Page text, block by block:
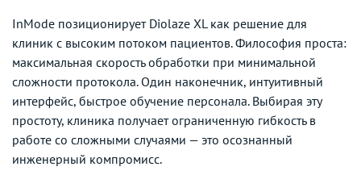
InMode позиционирует Diolaze XL как решение для
клиник с высоким потоком пациентов. Философия проста:
максимальная скорость обработки при минимальной
сложности протокола. Один наконечник, интуитивный
интерфейс, быстрое обучение персонала. Выбирая эту
простоту, клиника получает ограниченную гибкость в
работе со сложными случаями — это осознанный
инженерный компромисс.